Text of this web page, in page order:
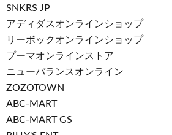
SNKRS JP
アディダスオンラインショップ
リーボックオンラインショップ
プーマオンラインストア
ニューバランスオンライン
ZOZOTOWN
ABC-MART
ABC-MART GS